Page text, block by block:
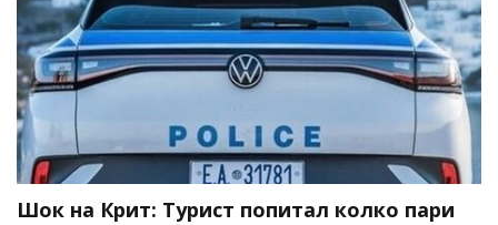
Шок на Крит: Турист попитал колко пари